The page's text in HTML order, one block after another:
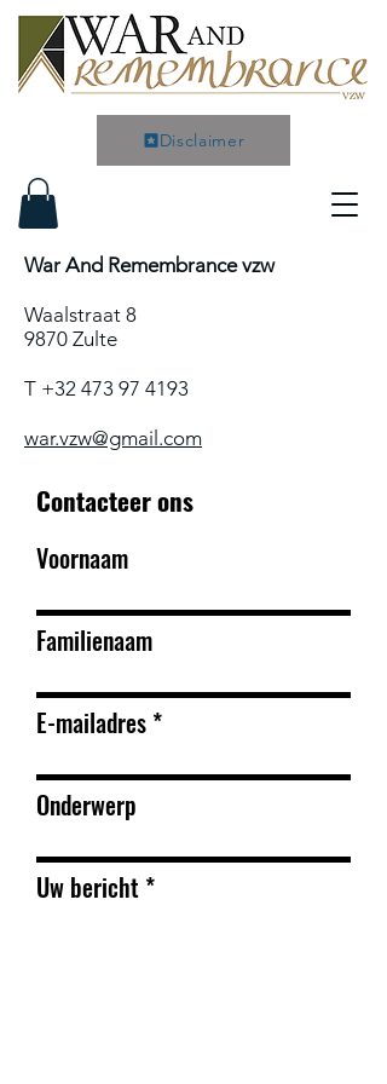
Disclaimer
War And Remembrance vzw
Waalstraat 8
9870 Zulte
T +32 473 97 4193
war.vzw@gmail.com
Contacteer ons
Voornaam
Familienaam
E-mailadres
Onderwerp
Uw bericht